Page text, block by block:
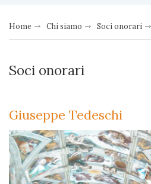
Home Chi siamo Soci onorari
Soci onorari
Giuseppe Tedeschi